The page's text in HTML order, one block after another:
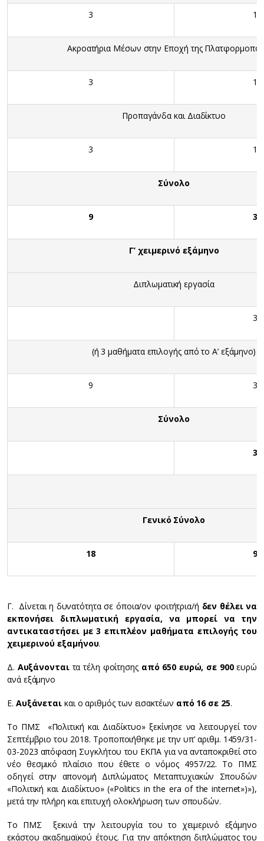
3 10
Ακροατήρια Μέσων στην Εποχή της
3 10
Προπαγάνδα και Διαδίκτυο
3 10
Σύνολο
9 30
Γ’ χειμερινό εξάμηνο
Διπλωματική εργασία
30
(ή 3 μαθήματα επιλογής από το Α’ εξάμηνο)
9 30
Σύνολο
30
Γενικό Σύνολο
18 90
Γ. Δίνεται η δυνατότητα σε όποια/ον φοιτήτρια/ή δεν θέλει να
εκπονήσει διπλωματική εργασία, να μπορεί να την
αντικαταστήσει με 3 επιπλέον μαθήματα επιλογής του
χειμερινού εξαμήνου.
Δ. Αυξάνονταιτα τέλη φοίτησης από 650 ευρώ, σε 900ευρώ
ανά εξάμηνο
Ε. Αυξάνεται και ο αριθμός των εισακτέων από 16 σε 25.
Το ΠΜΣ
«Πολιτική και Διαδίκτυο» ξεκίνησε να λειτουργεί τον
Σεπτέμβριο του 2018. Τροποποιήθηκε με την υπ’ αριθμ. 1459/31-
03-2023 απόφαση Συγκλήτου του ΕΚΠΑ για να ανταποκριθεί στο
νέο θεσμικό πλαίσιο που έθετε ο νόμος 4957/22. Το ΠΜΣ
οδηγεί στην απονομή Διπλώματος Μεταπτυχιακών Σπουδών
«Πολιτική και Διαδίκτυο» («Politics in the era of the internet»)»),
μετά την πλήρη και επιτυχή ολοκλήρωση των σπουδών.
Το ΠΜΣ ξεκινά την λειτουργία του το χειμερινό εξάμηνο
εκάστου ακαδημαϊκού έτους. Για την απόκτηση διπλώματος του